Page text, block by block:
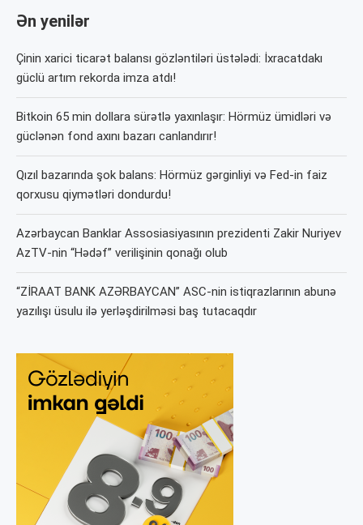
Ən yenilər
Çinin xarici ticarət balansı gözləntiləri üstələdi: İxracatdakı
güclü artım rekorda imza atdı!
Bitkoin 65 min dollara sürətlə yaxınlaşır: Hörmüz ümidləri və
güclənən fond axını bazarı canlandırır!
Qızıl bazarında şok balans: Hörmüz gərginliyi və Fed-in faiz
qorxusu qiymətləri dondurdu!
Azərbaycan Banklar Assosiasiyasının prezidenti Zakir Nuriyev
AzTV-nin “Hədəf” verilişinin qonağı olub
“ZİRAAT BANK AZƏRBAYCAN” ASC-nin istiqrazlarının abunə
yazılışı üsulu ilə yerləşdirilməsi baş tutacaqdır